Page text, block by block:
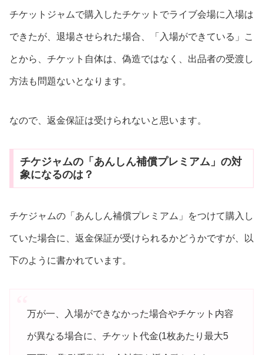
チケットジャムで購入したチケットでライブ会場に入場は
できたが、退場させられた場合、「入場ができている」こ
とから、チケット自体は、偽造ではなく、出品者の受渡し
方法も問題ないとなります。
なので、返金保証は受けられないと思います。
チケジャムの「あんしん補償プレミアム」の対
象になるのは？
チケジャムの「あんしん補償プレミアム」をつけて購入し
ていた場合に、返金保証が受けられるかどうかですが、以
下のように書かれています。
万が一、入場ができなかった場合やチケット内容
が異なる場合に、チケット代金(1枚あたり最大5